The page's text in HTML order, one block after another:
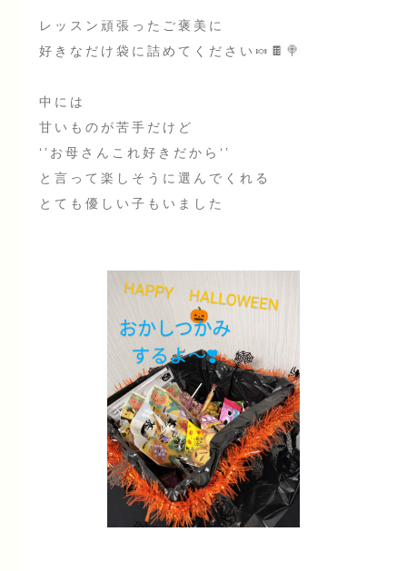
レッスン頑張ったご褒美に
好きなだけ袋に詰めてください🍬🍫🍭
中には
甘いものが苦手だけど
‘’お母さんこれ好きだから‘’
と言って楽しそうに選んでくれる
とても優しい子もいました